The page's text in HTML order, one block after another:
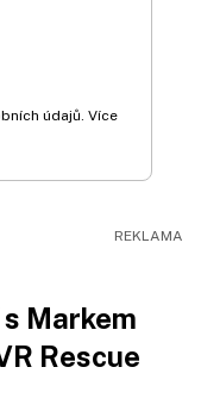
údajů. Více
Markem
Rescue